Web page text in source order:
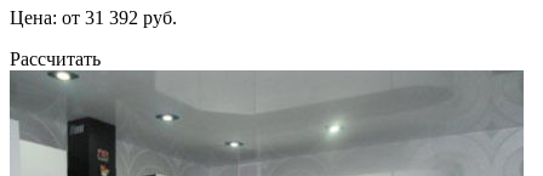
Цена: от 31 392 руб.
Рассчитать